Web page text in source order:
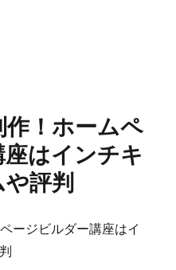
！ホームペ
はインチキ
評判
ージビルダー講座はイ